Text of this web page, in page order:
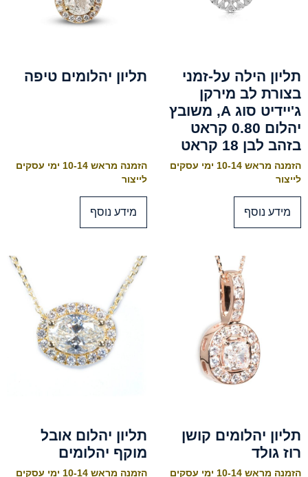
תליון הילה על-זמני
בצורת לב מירקן
ג'יידיט סוג A, משובץ
יהלום 0.80 קראט
בזהב לבן 18 קראט
הזמנה מראש 10-14 ימי עסקים
לייצור
מידע נוסף
תליון יהלומים טיפה
הזמנה מראש 10-14 ימי עסקים
לייצור
מידע נוסף
תליון יהלומים קושן
רוז גולד
הזמנה מראש 10-14 ימי עסקים
תליון יהלום אובל
מוקף יהלומים
הזמנה מראש 10-14 ימי עסקים